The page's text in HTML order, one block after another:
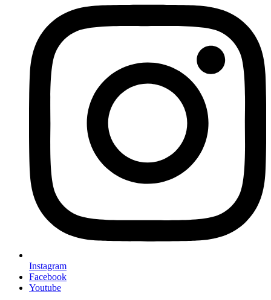
Instagram
Facebook
Youtube